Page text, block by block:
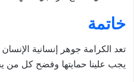
خاتمة
تعد الكرامة جوهر إنسانية
يجب علينا حمايتها وفضح كل من